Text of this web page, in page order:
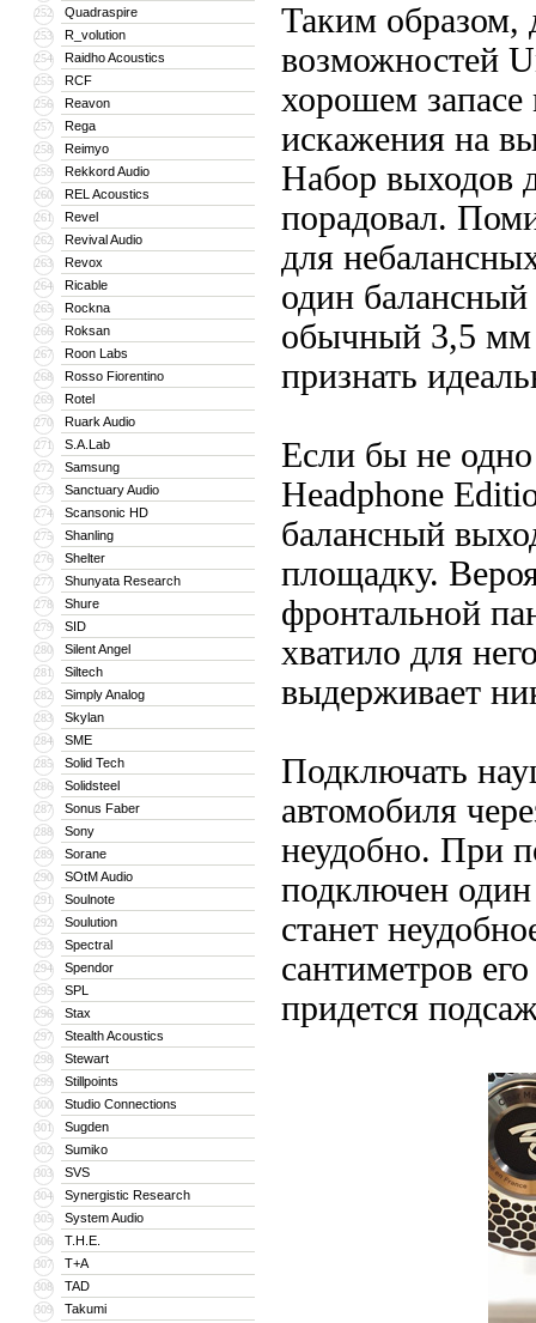
252 Quadraspire
253 R_volution
254 Raidho Acoustics
255 RCF
256 Reavon
257 Rega
258 Reimyo
259 Rekkord Audio
260 REL Acoustics
261 Revel
262 Revival Audio
263 Revox
264 Ricable
265 Rockna
266 Roksan
267 Roon Labs
268 Rosso Fiorentino
269 Rotel
270 Ruark Audio
271 S.A.Lab
272 Samsung
273 Sanctuary Audio
274 Scansonic HD
275 Shanling
276 Shelter
277 Shunyata Research
278 Shure
279 SID
280 Silent Angel
281 Siltech
282 Simply Analog
283 Skylan
284 SME
285 Solid Tech
286 Solidsteel
287 Sonus Faber
288 Sony
289 Sorane
290 SOtM Audio
291 Soulnote
292 Soulution
293 Spectral
294 Spendor
295 SPL
296 Stax
297 Stealth Acoustics
298 Stewart
299 Stillpoints
300 Studio Connections
301 Sugden
302 Sumiko
303 SVS
304 Synergistic Research
305 System Audio
306 T.H.E.
307 T+A
308 TAD
309 Takumi
Таким образом,
возможностей
хорошем
искажения на
Набор выходов
порадовал.
для
один
обычный 3,5
признать
Если бы не
Headphone
балансный
площадку.
фронтальной
хватило для
выдерживает
Подключать
автомобиля
неудобно. При
подключен один
станет
сантиметров
придется